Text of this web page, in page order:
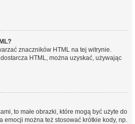
znaczników HTML na tej witrynie.
HTML, można uzyskać, używając
to małe obrazki, które mogą być użyte do
emocji można też stosować krótkie kody, np.